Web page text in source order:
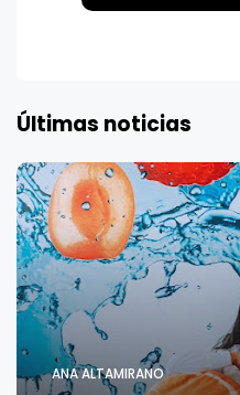
Últimas noticias
ANA ALTAMIRANO